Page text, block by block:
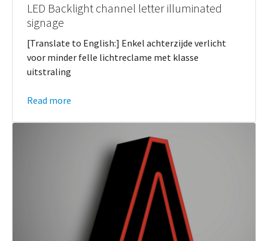
LED Backlight channel letter illuminated
signage
[Translate to English:] Enkel achterzijde verlicht
voor minder felle lichtreclame met klasse
uitstraling
Read more